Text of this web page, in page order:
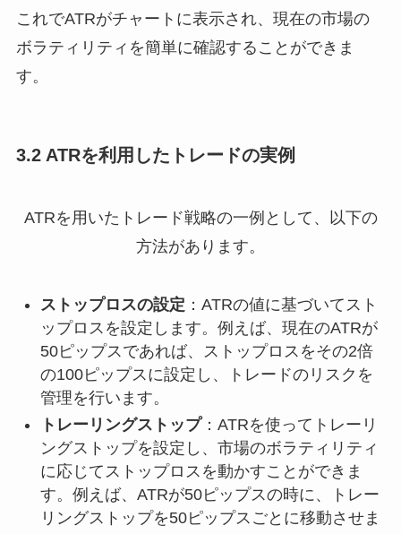
これでATRがチャートに表示され、現在の市場の
ボラティリティを簡単に確認することができま
す。
3.2 ATRを利用したトレードの実例
ATRを用いたトレード戦略の一例として、以下の
方法があります。
ストップロスの設定 ：ATRの値に基づいてスト
ップロスを設定します。例えば、現在のATRが
50ピップスであれば、ストップロスをその2倍
の100ピップスに設定し、トレードのリスクを
管理を行います。
トレーリングストップ：ATRを使ってトレーリ
ングストップを設定し、市場のボラティリティ
に応じてストップロスを動かすことができま
す。例えば、ATRが50ピップスの時に、トレー
リングストップを50ピップスごとに移動させま